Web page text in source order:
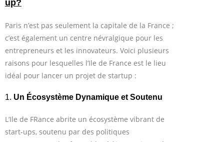
up?
Paris n’est pas seulement la capitale de la France ;
c’est également un centre névralgique pour les
entrepreneurs et les innovateurs. Voici plusieurs
raisons pour lesquelles l’Ile de France est le lieu
idéal pour lancer un projet de startup :
1. Un Écosystème Dynamique et Soutenu
L’Ile de FRance abrite un écosystème vibrant de
start-ups, soutenu par des politiques